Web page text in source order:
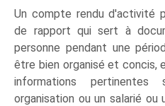
Un compte rendu d'activité
de rapport qui sert à
personne pendant une
être bien organisé et
informations
organisation ou un salarié ou